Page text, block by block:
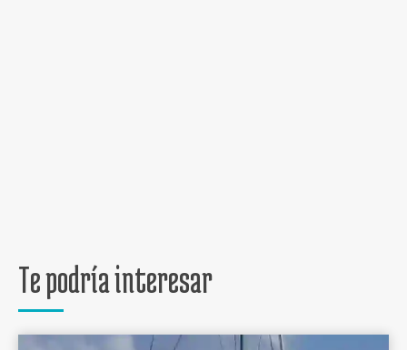
Te podría interesar